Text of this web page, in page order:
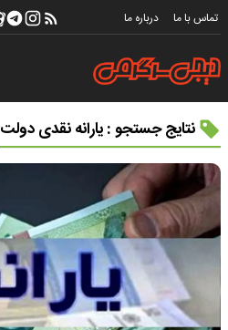
تماس با ما درباره ما
نتایج جستجو : یارانه نقدی دولت